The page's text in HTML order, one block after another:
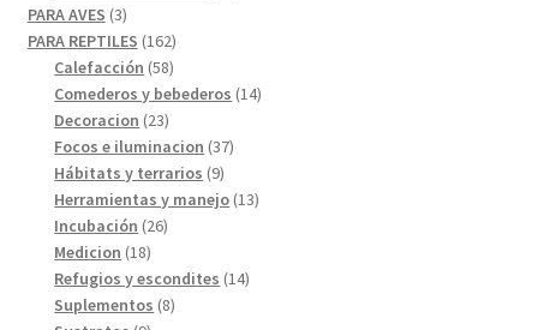
PARA AVES 33
productos
PARA REPTILES 162162
productos
Calefacción 5858
productos
Comederos y bebederos 1414
Decoracion 2323
productos
Focos e iluminacion 3737
Hábitats y terrarios 99
productos
Herramientas y manejo 1313
Incubación 2626
Medicion 1818
productos
Refugios y escondites 1414
Suplementos 88